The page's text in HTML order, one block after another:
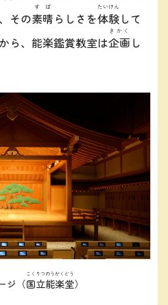
その素晴
すば
らしさを体験
たいけん
して
ら、能楽鑑賞教室は企画
きかく
し
ジ（国立能楽堂
こくりつのうがくどう
）